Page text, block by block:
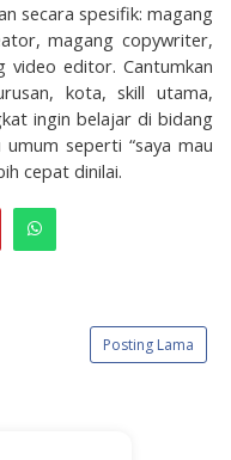
secara spesifik: magang
magang copywriter,
video editor. Cantumkan
kota, skill utama,
ingin belajar di bidang
seperti “saya mau
cepat dinilai.
Posting Lama